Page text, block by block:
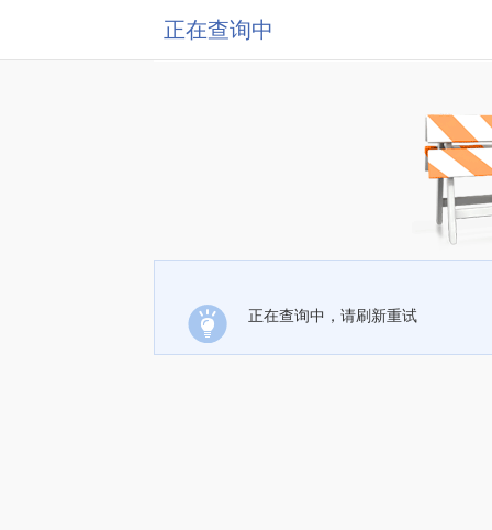
正在查询中
正在查询中，请刷新重试